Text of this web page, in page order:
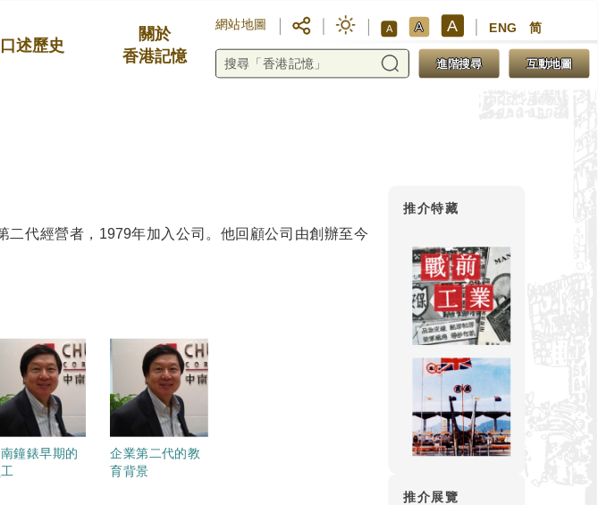
口述歷史
關於
香港記憶
網站地圖 A A A ENG 简
進階搜尋 互動地圖
二代經營者，1979年加入公司。他回顧公司由創辦至今
鐘錶早期的 企業第二代的教
育背景
推介特藏
推介展覽